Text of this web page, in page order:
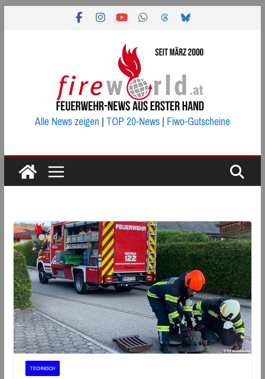
Alle News zeigen|TOP 20-News|Fiwo-Gutscheine
TECHNISCH